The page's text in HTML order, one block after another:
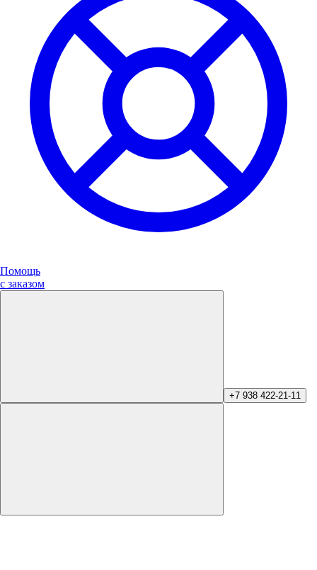
Помощь
с заказом
+7 938 422-21-11